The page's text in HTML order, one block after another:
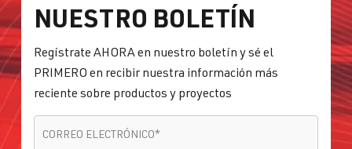
NUESTRO BOLETÍN
Regístrate AHORA en nuestro boletín y sé el
PRIMERO en recibir nuestra información más
reciente sobre productos y proyectos
CORREO ELECTRÓNICO*